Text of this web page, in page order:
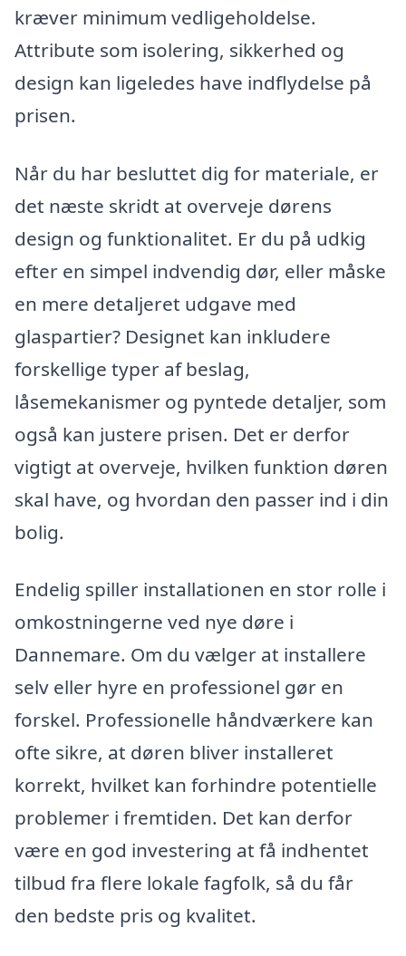
kræver minimum vedligeholdelse.
Attribute som isolering, sikkerhed og
design kan ligeledes have indflydelse på
prisen.
Når du har besluttet dig for materiale, er
det næste skridt at overveje dørens
design og funktionalitet. Er du på udkig
efter en simpel indvendig dør, eller måske
en mere detaljeret udgave med
glaspartier? Designet kan inkludere
forskellige typer af beslag,
låsemekanismer og pyntede detaljer, som
også kan justere prisen. Det er derfor
vigtigt at overveje, hvilken funktion døren
skal have, og hvordan den passer ind i din
bolig.
Endelig spiller installationen en stor rolle i
omkostningerne ved nye døre i
Dannemare. Om du vælger at installere
selv eller hyre en professionel gør en
forskel. Professionelle håndværkere kan
ofte sikre, at døren bliver installeret
korrekt, hvilket kan forhindre potentielle
problemer i fremtiden. Det kan derfor
være en god investering at få indhentet
tilbud fra flere lokale fagfolk, så du får
den bedste pris og kvalitet.